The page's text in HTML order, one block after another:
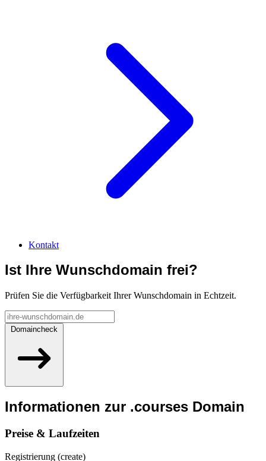
Kontakt
Ist Ihre Wunschdomain frei?
Prüfen Sie die Verfügbarkeit Ihrer Wunschdomain in Echtzeit.
Domaincheck
Informationen zur .courses Domain
Preise & Laufzeiten
Registrierung (create)